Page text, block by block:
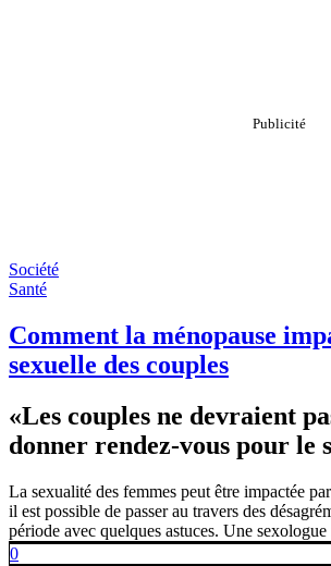
Société
Santé
Comment la ménopause
sexuelle des couples
«Les couples ne devraient
donner rendez-vous pour le
La sexualité des femmes peut être impactée
il est possible de passer au travers des
période avec quelques astuces. Une sexologue
0